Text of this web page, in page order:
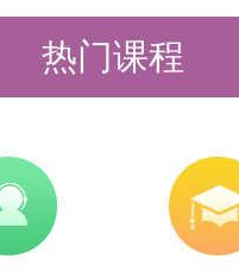
式进行，时
际问题的能力
在深圳市清
热门课程